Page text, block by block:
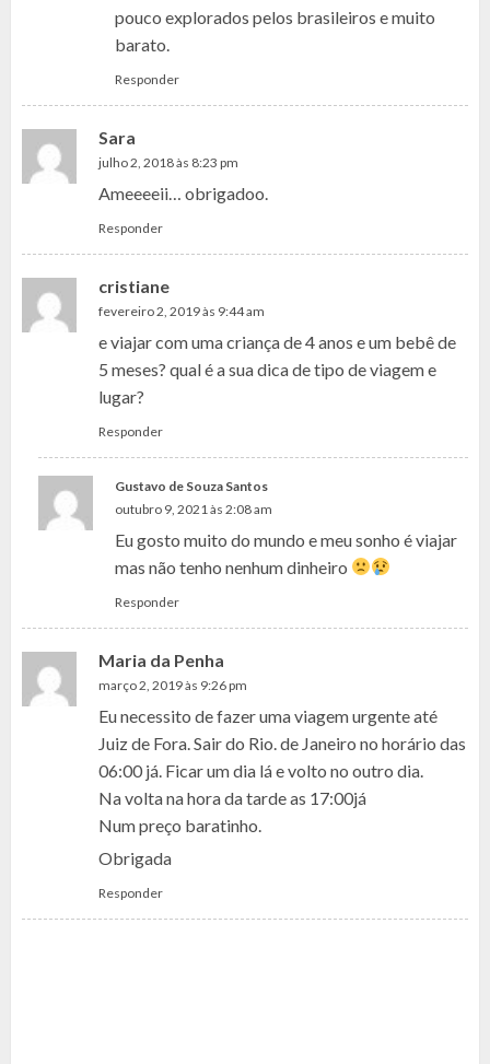
pouco explorados pelos brasileiros e muito
barato.
Responder
Sara
julho 2, 2018 às 8:23 pm
Ameeeeii… obrigadoo.
Responder
cristiane
fevereiro 2, 2019 às 9:44 am
e viajar com uma criança de 4 anos e um bebê de
5 meses? qual é a sua dica de tipo de viagem e
lugar?
Responder
Gustavo de Souza Santos
outubro 9, 2021 às 2:08 am
Eu gosto muito do mundo e meu sonho é viajar
mas não tenho nenhum dinheiro
Responder
Maria da Penha
março 2, 2019 às 9:26 pm
Eu necessito de fazer uma viagem urgente até
Juiz de Fora. Sair do Rio. de Janeiro no horário das
06:00 já. Ficar um dia lá e volto no outro dia.
Na volta na hora da tarde as 17:00já
Num preço baratinho.
Obrigada
Responder